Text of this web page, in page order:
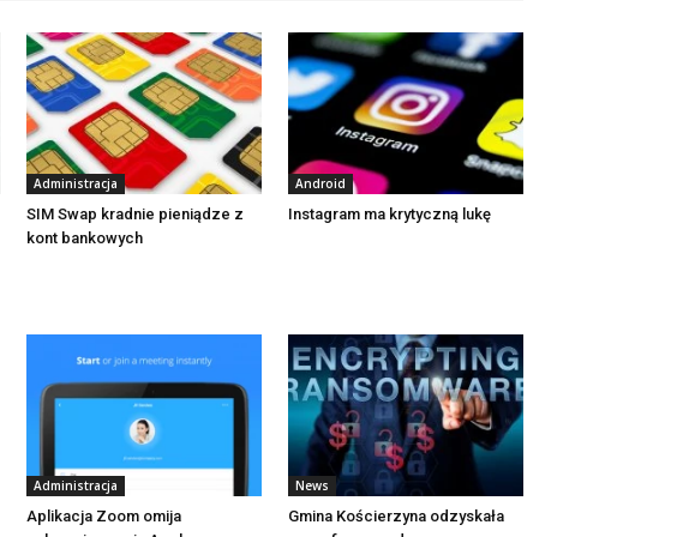
Administracja
SIM Swap kradnie pieniądze z
kont bankowych
Android
Instagram ma krytyczną lukę
Administracja
Aplikacja Zoom omija
News
Gmina Kościerzyna odzyskała